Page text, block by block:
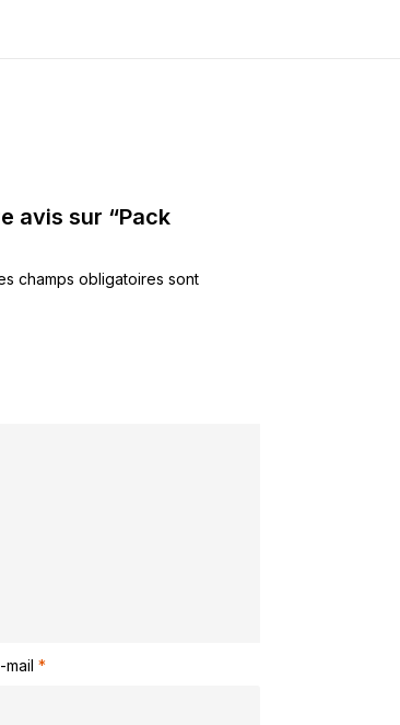
avis sur “Pack
champs obligatoires sont
mail *